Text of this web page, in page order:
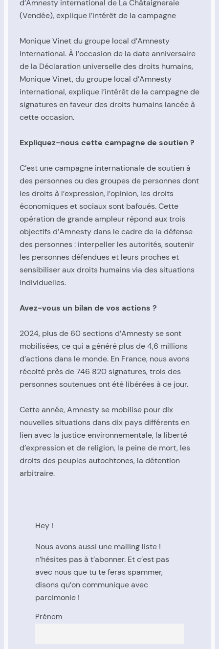
d’Amnesty international de La Châtaigneraie
(Vendée), explique l’intérêt de la campagne
Monique Vinet du groupe local d’Amnesty
International. À l’occasion de la date anniversaire
de la Déclaration universelle des droits humains,
Monique Vinet, du groupe local d’Amnesty
international, explique l’intérêt de la campagne de
signatures en faveur des droits humains lancée à
cette occasion.
Expliquez-nous cette campagne de soutien ?
C’est une campagne internationale de soutien à
des personnes ou des groupes de personnes dont
les droits à l’expression, l’opinion, les droits
économiques et sociaux sont bafoués. Cette
opération de grande ampleur répond aux trois
objectifs d’Amnesty dans le cadre de la défense
des personnes : interpeller les autorités, soutenir
les personnes défendues et leurs proches et
sensibiliser aux droits humains via des situations
individuelles.
Avez-vous un bilan de vos actions ?
2024, plus de 60 sections d’Amnesty se sont
mobilisées, ce qui a généré plus de 4,6 millions
d’actions dans le monde. En France, nous avons
récolté près de 746 820 signatures, trois des
personnes soutenues ont été libérées à ce jour.
Cette année, Amnesty se mobilise pour dix
nouvelles situations dans dix pays différents en
lien avec la justice environnementale, la liberté
d’expression et de religion, la peine de mort, les
droits des peuples autochtones, la détention
arbitraire.
Hey !
Nous avons aussi une mailing liste !
n’hésites pas à t’abonner. Et c’est pas
avec nous que tu te feras spammer,
disons qu’on communique avec
parcimonie !
Prénom